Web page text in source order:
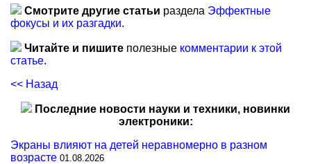
Смотрите другие статьи раздела Эффектные
фокусы и их разгадки.
Читайте и пишите полезные комментарии к этой
статье.
<< Назад
Последние новости науки и техники, новинки
электроники:
Экраны влияют на детей неравномерно в разном
возрасте 01.08.2026